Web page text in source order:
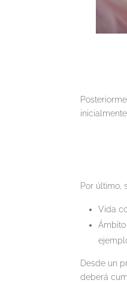
Por último,
Vida
Desde un
deberá